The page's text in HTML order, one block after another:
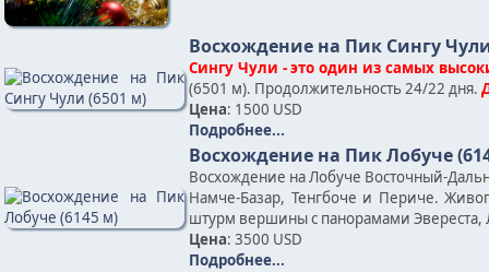
Восхождение на Пик Сингу
Сингу Чули - это один из самых
(6501 м). Продолжительность 24/22 дня.
Цена: 1500 USD
Подробнее...
Восхождение на Пик Лобуче
Восхождение на Лобуче Восточный-
Намче-Базар, Тенгбоче и Периче.
штурм вершины с панорамами Эвереста,
Цена: 3500 USD
Подробнее...